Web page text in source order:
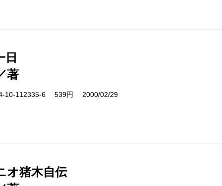
日
著
10-112335-6 539円 2000/02/29
オ猪木自伝